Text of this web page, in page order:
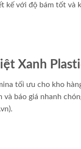
kế với độ bám tốt và
Xanh
tối ưu cho kho
báo giá nhanh